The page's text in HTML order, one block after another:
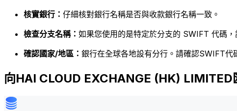
核實銀行： 仔細核對銀行名稱是否與收款銀行名稱一致。
檢查分支名稱： 如果您使用的是特定於分支的 SWIFT 代碼
確認國家/地區： 銀行在全球各地設有分行。請確認SWIFT代
向HAI CLOUD EXCHANGE (HK) LIMITED